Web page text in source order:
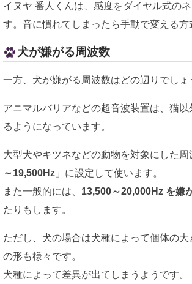
イヌヤ 番人くんは、感度をダイヤル式の
す。音に慣れてしまったら手動で変える方
犬が嫌がる周波数
一方、犬が嫌がる周波数はどの辺りでしょ
アニマルバリアなどの超音波装置は、猫以
るようになっています。
大型犬やキツネなどの動物を対象にした周
～19,500Hz 」に設定して使います。
また一般的には、 13,500～20,000Hz を嫌
たりもします。
ただし、犬の場合は犬種によって個体の
の形も様々です。
犬種によって差異が出てしまうようです。